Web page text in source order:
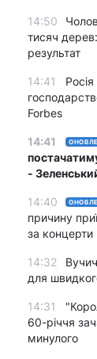
14:50
тисяч
результат
14:41
Forbes
14:41
-
14:40
причину
за
14:32
для
14:31
60-річчя
минулого